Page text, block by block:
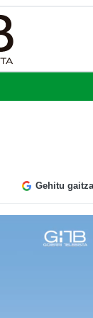
Gehitu